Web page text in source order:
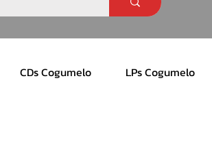
CDs Cogumelo LPs Cogumelo